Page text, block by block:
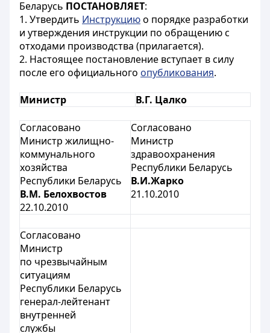
Беларусь ПОСТАНОВЛЯЕТ:
1. Утвердить Инструкциюо порядке разработки
и утверждения инструкции по обращению с
отходами производства (прилагается).
2. Настоящее постановление вступает в силу
после его официального опубликования.
Министр В.Г. Цалко
Согласовано
Министр жилищно-
коммунального
хозяйства
Республики Беларусь
В.М. Белохвостов
22.10.2010
Согласовано
Министр
здравоохранения
Республики Беларусь
В.И.Жарко
21.10.2010
Согласовано
Министр
по чрезвычайным
ситуациям
Республики Беларусь
генерал-лейтенант
внутренней
службы